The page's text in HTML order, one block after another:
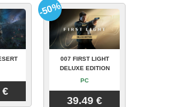
€
007 FIRST LIGHT
DELUXE EDITION
PC
39.49 €
-50%